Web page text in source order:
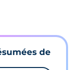
de